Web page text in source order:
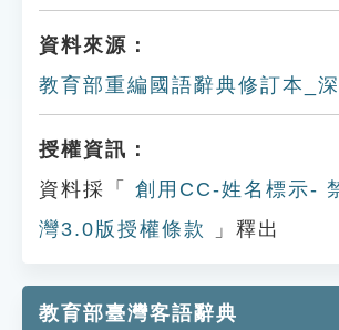
資料來源：
教育部重編國語辭典修訂本_深
授權資訊：
資料採「
創用CC-姓名標示-
灣3.0版授權條款
」釋出
教育部臺灣客語辭典